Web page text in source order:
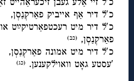
כ′ל דיר אַף אייביק פאַרקְנַסְן,
כ′ל דיר מיט רעכטפאַרטיקײַט
פאַרקְנַסְן,(כב)
כ′ל דיר מיט אמונה פאַרקְנַסְן,
′עסטע גאָט וואוילקענען.(כג)